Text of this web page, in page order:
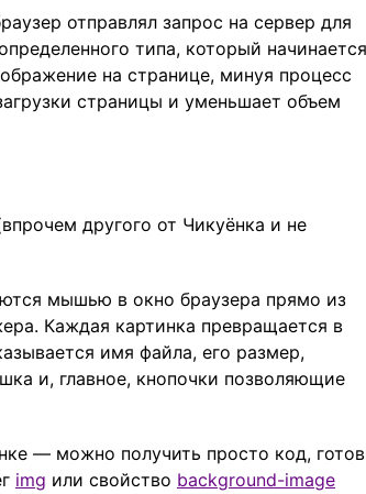
отправлял запрос на сервер для
типа, который
на странице, минуя процесс
страницы и уменьшает объем
другого от Чикуёнка и не
мышью в окно браузера прямо из
Каждая картинка превращается в
имя файла, его размер,
и, главное, кнопочки позволяющие
— можно получить просто код,
img или свойство background-image